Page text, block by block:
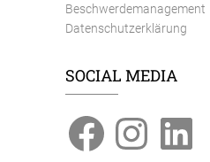
Beschwerdemanagement
Datenschutzerklärung
SOCIAL MEDIA
FacebookInstagramLinkedIn